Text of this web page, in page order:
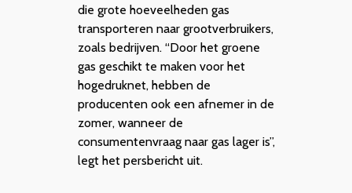
die grote hoeveelheden gas
transporteren naar grootverbruikers,
zoals bedrijven. “Door het groene
gas geschikt te maken voor het
hogedruknet, hebben de
producenten ook een afnemer in de
zomer, wanneer de
consumentenvraag naar gas lager is”,
legt het persbericht uit.